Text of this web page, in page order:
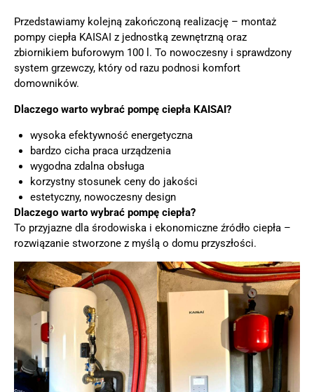
Przedstawiamy kolejną zakończoną realizację – montaż
pompy ciepła KAISAI z jednostką zewnętrzną oraz
zbiornikiem buforowym 100 l. To nowoczesny i sprawdzony
system grzewczy, który od razu podnosi komfort
domowników.
Dlaczego warto wybrać pompę ciepła KAISAI?
wysoka efektywność energetyczna
bardzo cicha praca urządzenia
wygodna zdalna obsługa
korzystny stosunek ceny do jakości
estetyczny, nowoczesny design
Dlaczego warto wybrać pompę ciepła?
To przyjazne dla środowiska i ekonomiczne źródło ciepła –
rozwiązanie stworzone z myślą o domu przyszłości.